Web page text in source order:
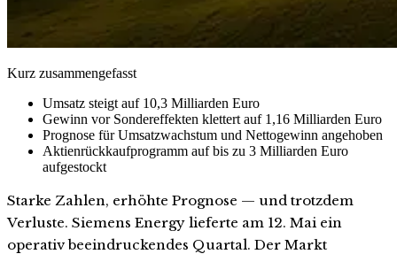
Kurz zusammengefasst
Umsatz steigt auf 10,3 Milliarden Euro
Gewinn vor Sondereffekten klettert auf 1,16 Milliarden Euro
Prognose für Umsatzwachstum und Nettogewinn angehoben
Aktienrückkaufprogramm auf bis zu 3 Milliarden Euro
aufgestockt
Starke Zahlen, erhöhte Prognose — und trotzdem
Verluste. Siemens Energy lieferte am 12. Mai ein
operativ beeindruckendes Quartal. Der Markt